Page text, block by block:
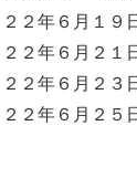
２年６月１９
６月２１日
６月２３日
６月２５日